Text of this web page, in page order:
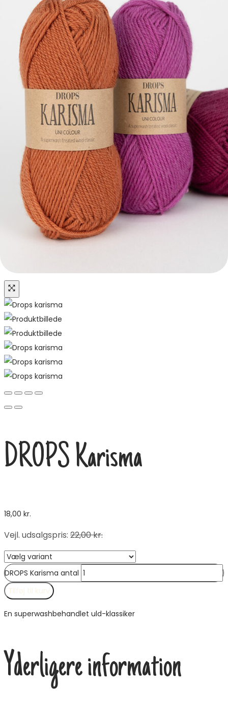
DROPS Karisma
18,00 kr.
Vejl. udsalgspris: 22,00kr.
DROPS Karisma antal
Tilføj til kurv
En superwashbehandlet uld-klassiker
Yderligere information